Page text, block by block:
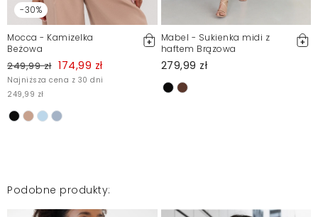
-30%
Mocca - Kamizelka
Beżowa
249,99 zł 174,99 zł
Najniższa cena z 30 dni
249,99 zł
Mabel - Sukienka midi z
haftem Brązowa
279,99 zł
Podobne produkty: